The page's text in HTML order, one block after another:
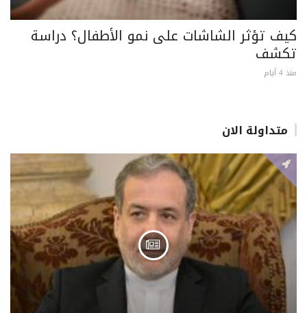
كيف تؤثر الشاشات على نمو الأطفال؟ دراسة
تكشف
منذ 4 أيام
متداولة الان